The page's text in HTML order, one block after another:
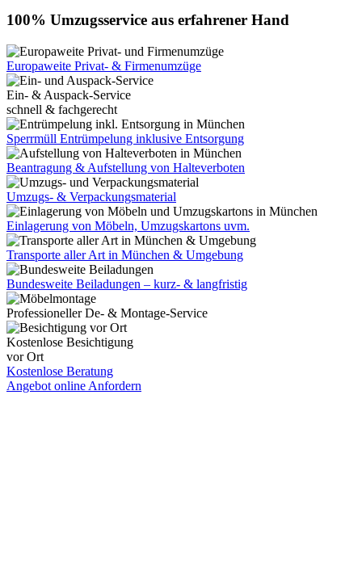
100% Umzugsservice aus erfahrener Hand
Europaweite Privat- & Firmenumzüge
Ein- & Auspack-Service
schnell & fachgerecht
Sperrmüll Entrümpelung inklusive Entsorgung
Beantragung & Aufstellung von Halteverboten
Umzugs- & Verpackungsmaterial
Einlagerung von Möbeln, Umzugskartons uvm.
Transporte aller Art in München & Umgebung
Bundesweite Beiladungen – kurz- & langfristig
Professioneller De- & Montage-Service
Kostenlose Besichtigung
vor Ort
Kostenlose Beratung
Angebot online Anfordern